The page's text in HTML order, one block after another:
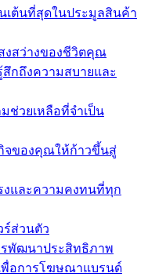
ต้นที่สุดในประมูลสินค้า
งสว่างของชีวิตคุณ
กถึงความสบายและ
ช่วยเหลือที่จำเป็น
จของคุณให้ก้าวขึ้นสู่
งและความคงทนที่ทุก
ส่วนตัว
ารพัฒนาประสิทธิภาพ
พื่อการโฆษณาแบรนด์